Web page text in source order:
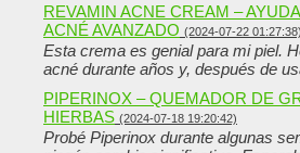
REVAMIN ACNE CREAM –
ACNÉ AVANZADO (2024-07-22 01:27:38)
Esta crema es genial para mi piel.
acné durante años y, después de
PIPERINOX – QUEMADOR DE
HIERBAS (2024-07-18 19:20:42)
Probé Piperinox durante algunas